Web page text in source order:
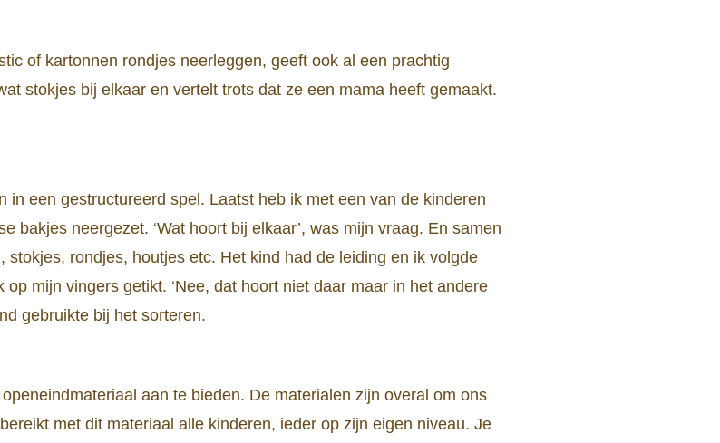
of kartonnen rondjes neerleggen, geeft ook al een prachtig
stokjes bij elkaar en vertelt trots dat ze een mama heeft gemaakt.
in een gestructureerd spel. Laatst heb ik met een van de kinderen
bakjes neergezet. ‘Wat hoort bij elkaar’, was mijn vraag. En samen
stokjes, rondjes, houtjes etc. Het kind had de leiding en ik volgde
mijn vingers getikt. ‘Nee, dat hoort niet daar maar in het andere
gebruikte bij het sorteren.
aan te bieden. De materialen zijn overal om ons
met dit materiaal alle kinderen, ieder op zijn eigen niveau. Je